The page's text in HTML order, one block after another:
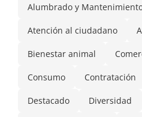
Alumbrado y
Atención al ciudadano
Bienestar animal
Consumo Contratación
Destacado Diversidad